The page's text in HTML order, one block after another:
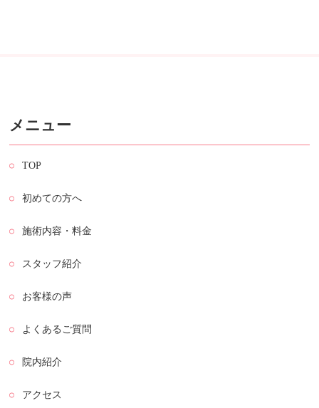
メニュー
TOP
初めての方へ
施術内容・料金
スタッフ紹介
お客様の声
よくあるご質問
院内紹介
アクセス